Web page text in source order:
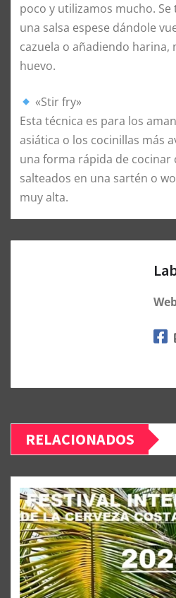
poco y utilizamos mucho.
una salsa espese dándole
cazuela o añadiendo harina,
huevo.
«Stir fry»
Esta técnica es para los
asiática o los cocinillas más
una forma rápida de cocinar
salteados en una sartén o
muy alta.
RELACIONADOS